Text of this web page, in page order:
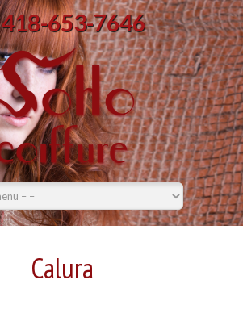
418-653-7646
Calura